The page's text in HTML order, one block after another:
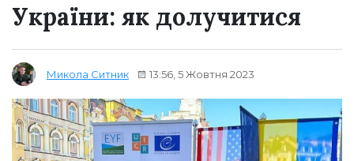
України: як долучитися
Микола Ситник 13:56, 5 Жовтня 2023